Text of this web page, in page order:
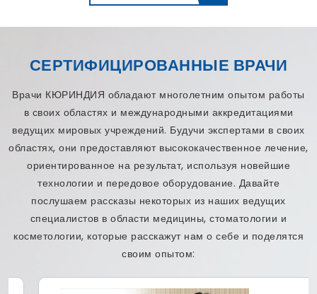
СЕРТИФИЦИРОВАННЫЕ ВРАЧИ
Врачи КЮРИНДИЯ обладают многолетним опытом работы
в своих областях и международными аккредитациями
ведущих мировых учреждений. Будучи экспертами в своих
областях, они предоставляют высококачественное лечение,
ориентированное на результат, используя новейшие
технологии и передовое оборудование. Давайте
послушаем рассказы некоторых из наших ведущих
специалистов в области медицины, стоматологии и
косметологии, которые расскажут нам о себе и поделятся
своим опытом: